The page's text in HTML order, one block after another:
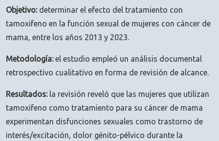
Objetivo:determinar el efecto del tratamiento con
tamoxifeno en la función sexual de mujeres con cáncer de
mama, entre los años 2013 y 2023.
Metodología:el estudio empleó un análisis documental
retrospectivo cualitativo en forma de revisión de alcance.
Resultados:la revisión reveló que las mujeres que utilizan
tamoxifeno como tratamiento para su cáncer de mama
experimentan disfunciones sexuales como trastorno de
interés/excitación, dolor génito-pélvico durante la